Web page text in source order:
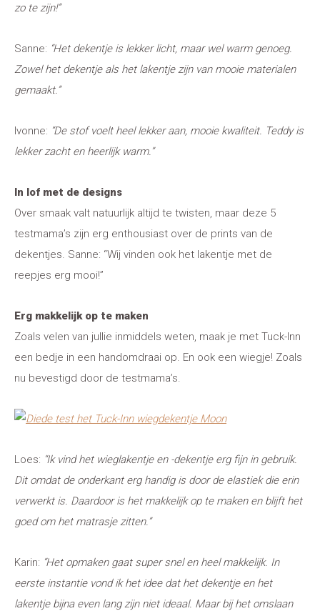
zo te zijn!”
Sanne: “Het dekentje is lekker licht, maar wel warm genoeg.
Zowel het dekentje als het lakentje zijn van mooie materialen
gemaakt.”
Ivonne: “De stof voelt heel lekker aan, mooie kwaliteit. Teddy is
lekker zacht en heerlijk warm.”
In lof met de designs
Over smaak valt natuurlijk altijd te twisten, maar deze 5
testmama’s zijn erg enthousiast over de prints van de
dekentjes. Sanne: “Wij vinden ook het lakentje met de
reepjes erg mooi!”
Erg makkelijk op te maken
Zoals velen van jullie inmiddels weten, maak je met Tuck-Inn
een bedje in een handomdraai op. En ook een wiegje! Zoals
nu bevestigd door de testmama’s.
Loes: “Ik vind het wieglakentje en -dekentje erg fijn in gebruik.
Dit omdat de onderkant erg handig is door de elastiek die erin
verwerkt is. Daardoor is het makkelijk op te maken en blijft het
goed om het matrasje zitten.”
Karin: “Het opmaken gaat super snel en heel makkelijk. In
eerste instantie vond ik het idee dat het dekentje en het
lakentje bijna even lang zijn niet ideaal. Maar bij het omslaan